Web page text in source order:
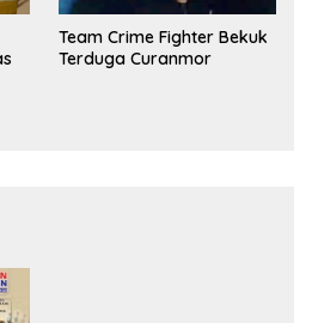
Team Crime Fighter Bekuk
Terduga Curanmor